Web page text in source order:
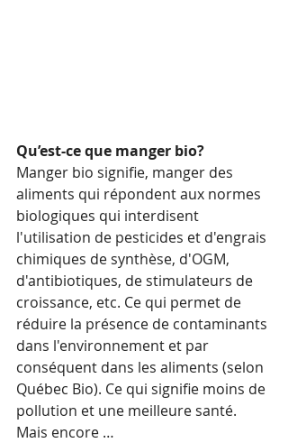
Qu’est-ce que manger bio?
Manger bio signifie, manger des
aliments qui répondent aux normes
biologiques qui interdisent
l'utilisation de pesticides et d'engrais
chimiques de synthèse, d'OGM,
d'antibiotiques, de stimulateurs de
croissance, etc. Ce qui permet de
réduire la présence de contaminants
dans l'environnement et par
conséquent dans les aliments (selon
Québec Bio). Ce qui signifie moins de
pollution et une meilleure santé.
Mais encore …